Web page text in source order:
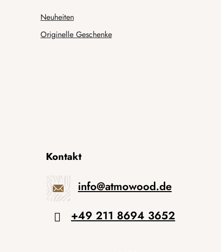
Neuheiten
Originelle Geschenke
Kontakt
info@atmowood.de
+49 211 8694 3652